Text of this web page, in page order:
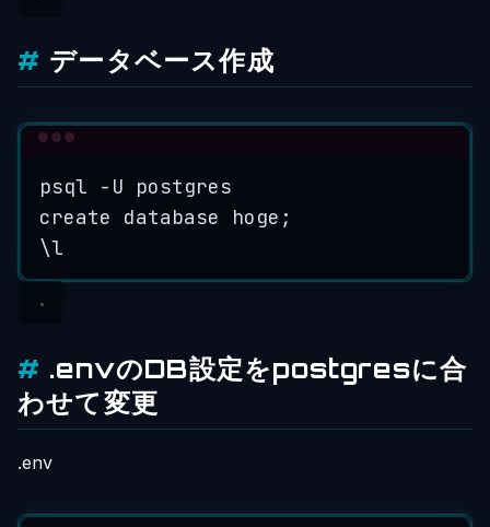
データベース作成
psql -U
postgres
create
database hoge ;
\l
.envのDB設定をpostgresに合
わせて変更
.env